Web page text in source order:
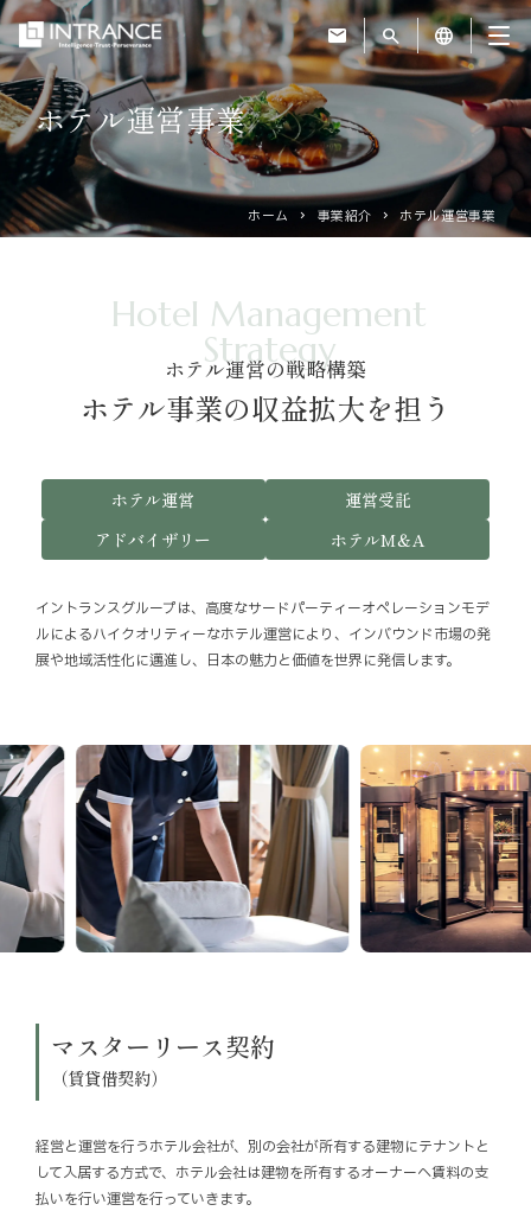
mail search language
トップ
企業情報
IR・投資家情報
サステナビリティ
お知らせ
お役立ちコラム
お問い合わせ
免責事項 サイトマップ 勧誘方針 IRポリシー
ホテル運営事業
ホーム 事業紹介 ホテル運営事業
Hotel Management
Strategy
ホテル運営の戦略構築
ホテル事業の収益拡大を担う
ホテル運営
運営受託
アドバイザリー
ホテルM＆A
イントランスグループは、高度なサードパーティーオペレーションモデ
ルによるハイクオリティーなホテル運営により、 インバウンド市場の発
展や地域活性化に邁進し、日本の魅力と価値を世界に発信します。
マスターリース契約
（賃貸借契約）
経営と運営を行うホテル会社が、別の会社が所有する建物にテナントと
して入居する方式で、ホテル会社は建物を所有するオーナーへ賃料の支
払いを行い運営を行っていきます。